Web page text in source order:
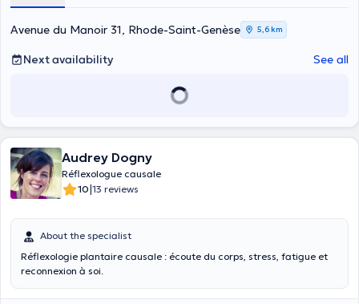
Avenue du Manoir 31, Rhode-Saint-Genèse 5,6 km
Next availability See all
Audrey Dogny
Réflexologue causale
10|13 reviews
About the specialist
Réflexologie plantaire causale : écoute du corps, stress, fatigue et
reconnexion à soi.